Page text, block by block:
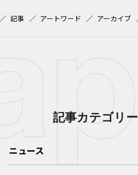
記事 アートワード アーカイブ
記事カテゴリー
ニュース